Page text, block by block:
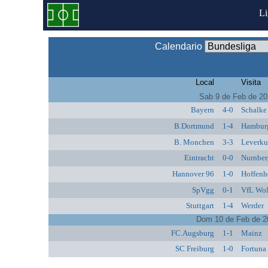
Calendario
Local Visita
Sab 9 de Feb de
Bayern
4-0
B.Dortmund
1-4
B. Monchen
3-3
Eintracht
0-0
Hannover 96
1-0
SpVgg
0-1 VfL
Stuttgart
1-4 Werder
Dom 10 de Feb de
FC.Augsburg
1-1 Mainz
SC Freiburg
1-0 Fortuna